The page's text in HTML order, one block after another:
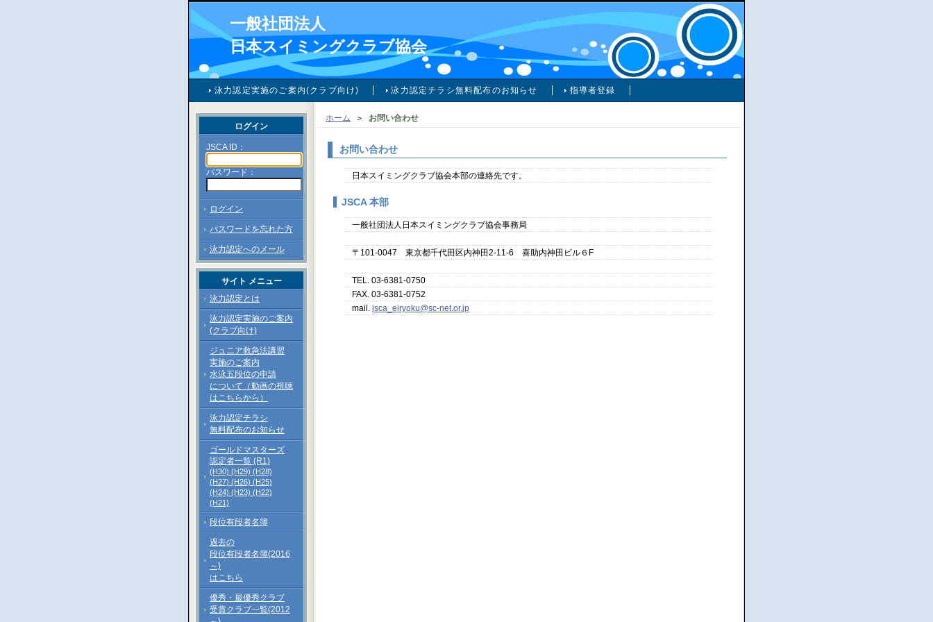
一般社団法人
日本スイミングクラブ協会
泳力認定実施のご案内(クラブ向け) 泳力認定チラシ無料配布のお知らせ 指導者登録
ホーム ＞ お問い合わせ
お問い合わせ
日本スイミングクラブ協会本部の連絡先です。
JSCA 本部
一般社団法人日本スイミングクラブ協会事務局
〒101-0047 東京都千代田区内神田2-11-6 喜助内神田ビル６F
TEL. 03-6381-0750
FAX. 03-6381-0752
mail. jsca_eiryoku@sc-net.or.jp
ログイン
JSCA ID：
パスワード：
ログイン
パスワードを忘れた方
泳力認定へのメール
サイト メニュー
泳力認定とは
泳力認定実施のご案内
(クラブ向け)
ジュニア救急法講習
実施のご案内
水泳五段位の申請
について（動画の視聴
はこちらから）
泳力認定チラシ
無料配布のお知らせ
ゴールドマスターズ
認定者一覧 (R1)
(H30) (H29) (H28)
(H27) (H26) (H25)
(H24) (H23) (H22)
(H21)
段位有段者名簿
過去の
段位有段者名簿(2016
～)
はこちら
優秀・最優秀クラブ
受賞クラブ一覧(2012